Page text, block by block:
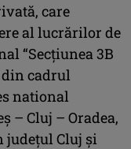
care
al lucrărilor de
“Secțiunea 3B
din cadrul
national
– Cluj – Oradea,
județul Cluj și